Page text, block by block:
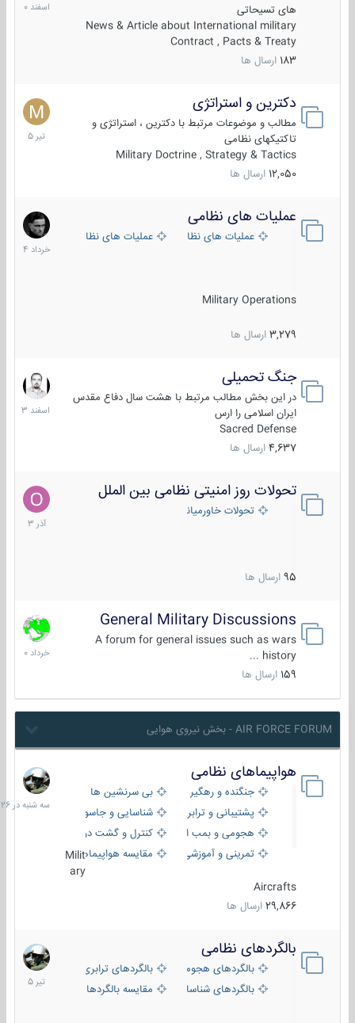
های تسیحاتی
News & Article about International military
Contract , Pacts & Treaty
183 ارسال ها
1400
دکترین و استراتژی
مطالب و موضوعات مرتبط با دکترین ، استراتژی و
تاکتیکهای نظامی
Military Doctrine , Strategy & Tactics
12,050 ارسال ها
27
تیر
1405
عملیات های نظامی
عملیات های نظامی ایرانعملیات های نظامی خارجی
Military Operations
3,279 ارسال ها
5
خرداد
1404
جنگ تحمیلی
در این بخش مطالب مرتبط با هشت سال دفاع مقدس
ایران اسلامی را ارس
Sacred Defense
4,637 ارسال ها
20
اسفند
1403
تحولات روز امنیتی نظامی بین الملل
تحولات خاورمیانه
95 ارسال ها
21
آذر
1403
General Military Discussions
A forum for general issues such as wars
history ...
159 ارسال ها
10
خرداد
1400
AIR FORCE FORUM - بخش نیروی هوایی
هواپیماهای نظامی
جنگنده و رهگیر
بی سرنشین ها
پشتیبانی و ترابری
شناسایی و جاسوسی
هجومی و بمب افکن
کنترل و گشت دریایی
تمرینی و آموزشی
مقایسه هواپیماهاMilit
ary
Aircrafts
29,866 ارسال ها
سه
شنبه
در
بالگردهای نظامی
بالگردهای هجومی
بالگردهای ترابری
بالگردهای شناسایی
مقایسه بالگردها
22
تیر
1405